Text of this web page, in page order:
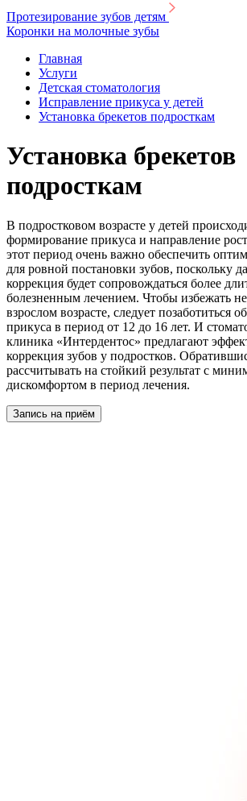
Протезирование зубов детям
Коронки на молочные зубы
Главная
Услуги
Детская стоматология
Исправление прикуса у детей
Установка брекетов подросткам
Установка брекетов
подросткам
В подростковом возрасте у детей
формирование прикуса и направление
этот период очень важно обеспечить
для ровной постановки зубов, поскольку
коррекция будет сопровождаться более
болезненным лечением. Чтобы избежать
взрослом возрасте, следует позаботиться
прикуса в период от 12 до 16 лет. И
клиника «Интердентос» предлагают
коррекция зубов у подростков.
рассчитывать на стойкий результат с
дискомфортом в период лечения.
Запись на приём